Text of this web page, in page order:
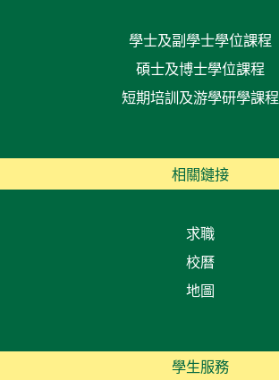
學士及副學士學位課程
碩士及博士學位課程
短期培訓及游學研學課程
相關鏈接
求職
校曆
地圖
學生服務